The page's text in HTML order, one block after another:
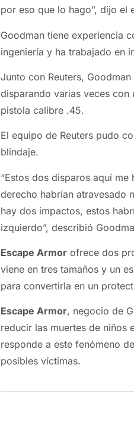
por eso que lo hago”, dijo el
Goodman tiene experiencia
ingeniería y ha trabajado en
Junto con Reuters,
disparando varias veces
pistola calibre .45.
El equipo de Reuters pudo
blindaje.
“Estos dos disparos aquí
derecho habrían atravesado
hay dos impactos, estos
izquierdo”, describió
Escape Armorofrece dos
viene en tres tamaños y un
para convertirla en un
Escape Armor, negocio de
reducir las muertes de niños
responde a este fenómeno
posibles víctimas.